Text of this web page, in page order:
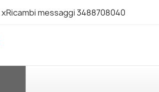
xRicambi messaggi 3488708040